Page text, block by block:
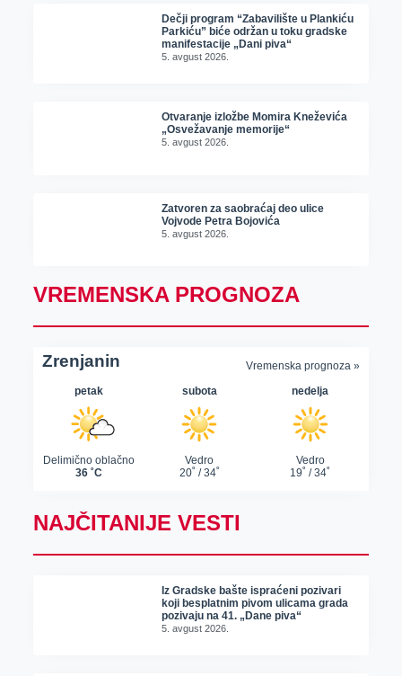
Dečji program “Zabavilište u Plankiću
Parkiću” biće održan u toku gradske
manifestacije „Dani piva“
5. avgust 2026.
Otvaranje izložbe Momira Kneževića
„Osvežavanje memorije“
5. avgust 2026.
Zatvoren za saobraćaj deo ulice
Vojvode Petra Bojovića
5. avgust 2026.
VREMENSKA PROGNOZA
NAJČITANIJE VESTI
Iz Gradske bašte ispraćeni pozivari
koji besplatnim pivom ulicama grada
pozivaju na 41. „Dane piva“
5. avgust 2026.